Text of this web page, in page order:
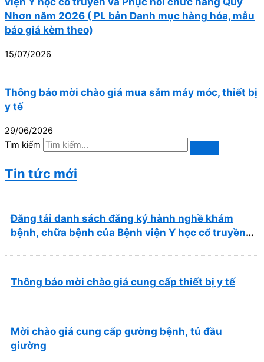
Nhơn năm 2026 ( PL bản Danh mục hàng hóa, mẫu
báo giá kèm theo)
15/07/2026
Thông báo mời chào giá mua sắm máy móc, thiết bị
y tế
29/06/2026
Tìm kiếm
Tin tức mới
Đăng tải danh sách đăng ký hành nghề khám
bệnh, chữa bệnh của Bệnh viện Y học cổ truyền
Thông báo mời chào giá cung cấp thiết bị y tế
Mời chào giá cung cấp gường bệnh, tủ đầu
giường